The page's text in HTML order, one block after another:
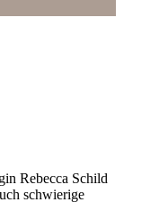
Rebecca Schild
schwierige